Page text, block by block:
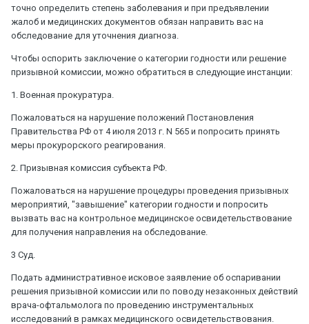
точно определить степень заболевания и при предъявлении
жалоб и медицинских документов обязан направить вас на
обследование для уточнения диагноза.
Чтобы оспорить заключение о категории годности или решение
призывной комиссии, можно обратиться в следующие инстанции:
1. Военная прокуратура.
Пожаловаться на нарушение положений Постановления
Правительства РФ от 4 июля 2013 г. N 565 и попросить принять
меры прокурорского реагирования.
2. Призывная комиссия субъекта РФ.
Пожаловаться на нарушение процедуры проведения призывных
мероприятий, "завышение" категории годности и попросить
вызвать вас на контрольное медицинское освидетельствование
для получения направления на обследование.
3 Суд.
Подать административное исковое заявление об оспаривании
решения призывной комиссии или по поводу незаконных действий
врача-офтальмолога по проведению инструментальных
исследований в рамках медицинского освидетельствования.